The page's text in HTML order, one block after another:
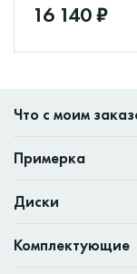
16 140 ₽
Что с моим
Примерка
Диски
Комплектующие